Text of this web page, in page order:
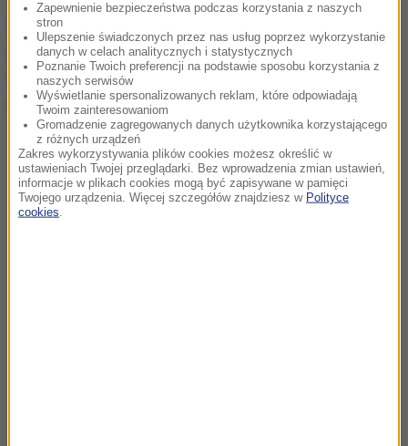
Ze złotej drużyny z mundialu sprzed czterech lat
zostało w kadrze na najbliższy turniej 11 piłkarzy.
Wśród nich m.in. 36-letni
Giroud
, który zbiera dobre
recenzje w AC Milan.
Zapewnienie bezpieczeństwa podczas korzystania z naszych
stron
Ulepszenie świadczonych przez nas usług poprzez wykorzystanie
danych w celach analitycznych i statystycznych
Poznanie Twoich preferencji na podstawie sposobu korzystania z
naszych serwisów
Wyświetlanie spersonalizowanych reklam, które odpowiadają
Twoim zainteresowaniom
Gromadzenie zagregowanych danych użytkownika korzystającego
z różnych urządzeń
Zakres wykorzystywania plików cookies możesz określić w
ustawieniach Twojej przeglądarki. Bez wprowadzenia zmian ustawień,
informacje w plikach cookies mogą być zapisywane w pamięci
Twojego urządzenia. Więcej szczegółów znajdziesz w Polityce
cookies